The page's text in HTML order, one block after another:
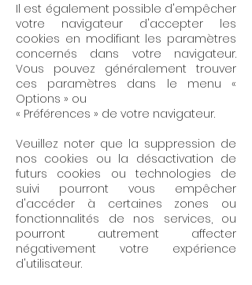
Il est également possible d'empêcher
votre navigateur d'accepter les
cookies en modifiant les paramètres
concernés dans votre navigateur.
Vous pouvez généralement trouver
ces paramètres dans le menu «
Options » ou
« Préférences » de votre navigateur.
Veuillez noter que la suppression de
nos cookies ou la désactivation de
futurs cookies ou technologies de
suivi pourront vous empêcher
d'accéder à certaines zones ou
fonctionnalités de nos services, ou
pourront autrement affecter
négativement votre expérience
d'utilisateur.